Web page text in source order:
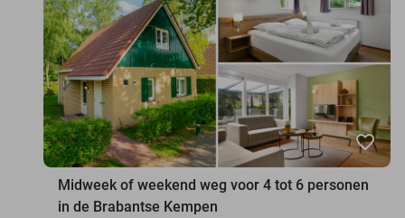
favorite_border
Midweek of weekend weg voor 4 tot 6 personen
in de Brabantse Kempen